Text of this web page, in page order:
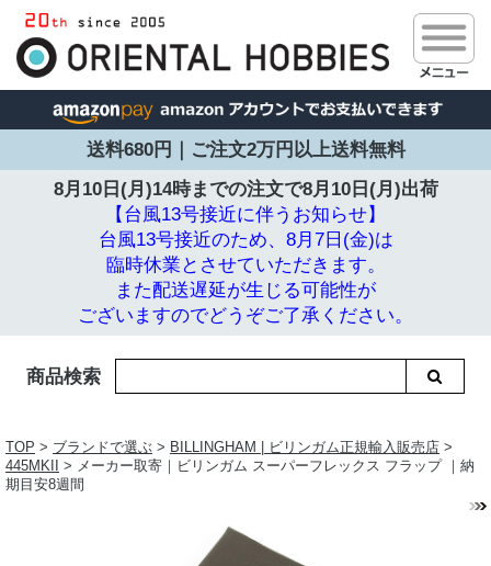
送料680円｜ご注文2万円以上送料無料
8月10日(月)14時までの注文で8月10日(月)出荷
【台風13号接近に伴うお知らせ】
台風13号接近のため、8月7日(金)は
臨時休業とさせていただきます。
また配送遅延が生じる可能性が
ございますのでどうぞご了承ください。
商品検索
TOP > ブランドで選ぶ > BILLINGHAM | ビリンガム正規輸入販売店 >
445MKII
> メーカー取寄｜ビリンガム スーパーフレックス フラップ ｜納
期目安8週間